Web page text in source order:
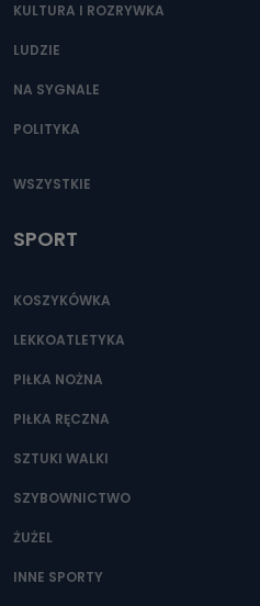
KULTURA I ROZRYWKA
LUDZIE
NA SYGNALE
POLITYKA
WSZYSTKIE
SPORT
KOSZYKÓWKA
LEKKOATLETYKA
PIŁKA NOŻNA
PIŁKA RĘCZNA
SZTUKI WALKI
SZYBOWNICTWO
ŻUŻEL
INNE SPORTY